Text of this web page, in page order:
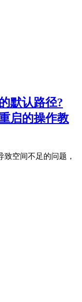
默认路径?
启的操作教
致空间不足的问题，